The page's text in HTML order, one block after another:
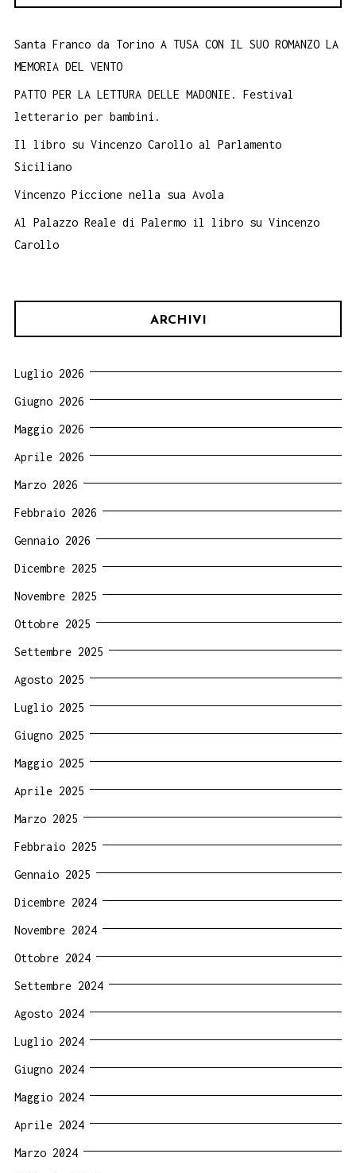
Santa Franco da Torino A TUSA CON IL SUO ROMANZO LA
MEMORIA DEL VENTO
PATTO PER LA LETTURA DELLE MADONIE. Festival
letterario per bambini.
Il libro su Vincenzo Carollo al Parlamento
Siciliano
Vincenzo Piccione nella sua Avola
Al Palazzo Reale di Palermo il libro su Vincenzo
Carollo
ARCHIVI
Luglio 2026
Giugno 2026
Maggio 2026
Aprile 2026
Marzo 2026
Febbraio 2026
Gennaio 2026
Dicembre 2025
Novembre 2025
Ottobre 2025
Settembre 2025
Agosto 2025
Luglio 2025
Giugno 2025
Maggio 2025
Aprile 2025
Marzo 2025
Febbraio 2025
Gennaio 2025
Dicembre 2024
Novembre 2024
Ottobre 2024
Settembre 2024
Agosto 2024
Luglio 2024
Giugno 2024
Maggio 2024
Aprile 2024
Marzo 2024